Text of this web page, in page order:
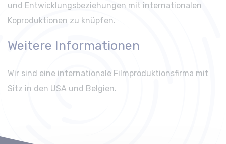
und Entwicklungsbeziehungen mit internationalen
Koproduktionen zu knüpfen.
Weitere Informationen
Wir sind eine internationale Filmproduktionsfirma mit
Sitz in den USA und Belgien.